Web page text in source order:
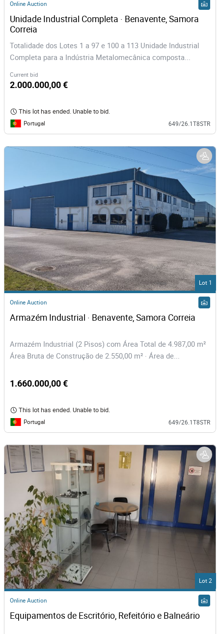
Online Auction
Unidade Industrial Completa · Benavente, Samora
Correia
Totalidade dos Lotes 1 a 97 e 100 a 113 Unidade Industrial
Completa para a Indústria Metalomecânica composta...
Current bid
2.000.000,00 €
This lot has ended. Unable to bid.
Portugal 649/26.1T8STR
Lot 1
Online Auction
Armazém Industrial · Benavente, Samora Correia
Armazém Industrial (2 Pisos) com Área Total de 4.987,00 m²
Área Bruta de Construção de 2.550,00 m² · Área de...
1.660.000,00 €
This lot has ended. Unable to bid.
Portugal 649/26.1T8STR
Lot 2
Online Auction
Equipamentos de Escritório, Refeitório e Balneário